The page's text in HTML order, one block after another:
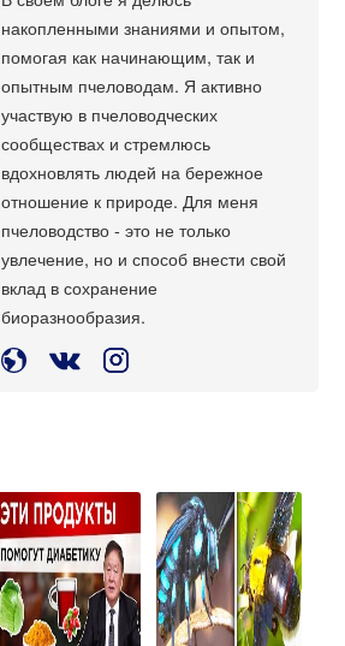
накопленными знаниями и опытом,
помогая как начинающим, так и
опытным пчеловодам. Я активно
участвую в пчеловодческих
сообществах и стремлюсь
вдохновлять людей на бережное
отношение к природе. Для меня
пчеловодство - это не только
увлечение, но и способ внести свой
вклад в сохранение
биоразнообразия.